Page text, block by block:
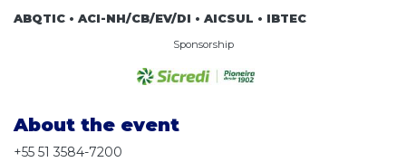
ABQTIC • ACI-NH/CB/EV/DI • AICSUL • IBTEC
Sponsorship
About the event
+55 51 3584-7200